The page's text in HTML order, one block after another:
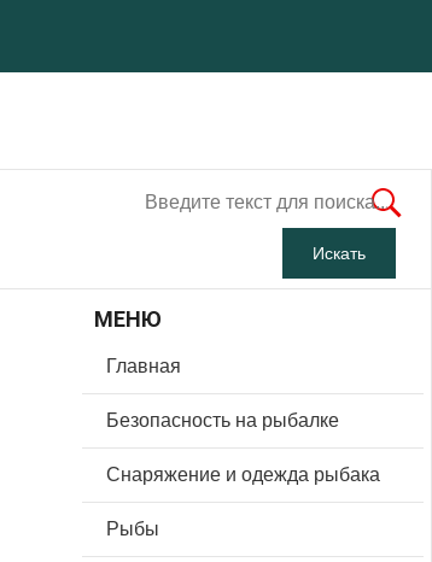
МЕНЮ
Главная
Безопасность на рыбалке
Снаряжение и одежда рыбака
Рыбы